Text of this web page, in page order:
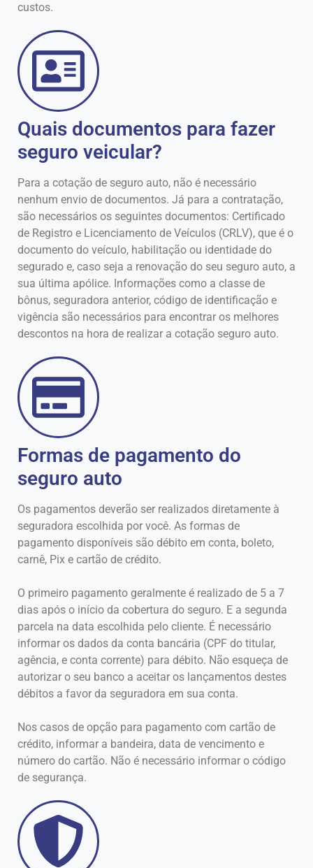
custos.
Quais documentos para fazer
seguro veicular?
Para a cotação de seguro auto, não é necessário
nenhum envio de documentos. Já para a contratação,
são necessários os seguintes documentos: Certificado
de Registro e Licenciamento de Veículos (CRLV), que é o
documento do veículo, habilitação ou identidade do
segurado e, caso seja a renovação do seu seguro auto, a
sua última apólice. Informações como a classe de
bônus, seguradora anterior, código de identificação e
vigência são necessários para encontrar os melhores
descontos na hora de realizar a cotação seguro auto.
Formas de pagamento do
seguro auto
Os pagamentos deverão ser realizados diretamente à
seguradora escolhida por você. As formas de
pagamento disponíveis são débito em conta, boleto,
carnê, Pix e cartão de crédito.
O primeiro pagamento geralmente é realizado de 5 a 7
dias após o início da cobertura do seguro. E a segunda
parcela na data escolhida pelo cliente. É necessário
informar os dados da conta bancária (CPF do titular,
agência, e conta corrente) para débito. Não esqueça de
autorizar o seu banco a aceitar os lançamentos destes
débitos a favor da seguradora em sua conta.
Nos casos de opção para pagamento com cartão de
crédito, informar a bandeira, data de vencimento e
número do cartão. Não é necessário informar o código
de segurança.